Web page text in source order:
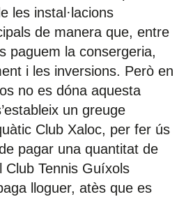
les instal·lacions
de manera que, entre
paguem la consergeria,
i les inversions. Però en
no es dóna aquesta
un greuge
Club Xaloc, per fer ús
pagar una quantitat de
Club Tennis Guíxols
lloguer, atès que es